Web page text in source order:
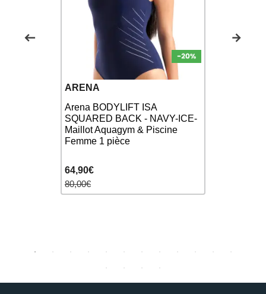
ARENA
Arena BODYLIFT ISA
SQUARED BACK - NAVY-ICE-
Maillot Aquagym & Piscine
Femme 1 pièce
64,90€
80,00€